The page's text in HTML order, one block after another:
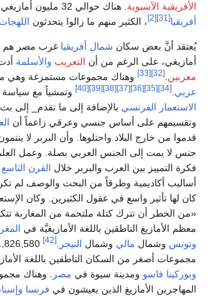
. هناك حوالي 32 مليون أمازيغي في
شمال
منهم ما زالوا يتحدثوناللهجات الأمازيغيَّة.
شمال أفريقياغرب مصر هم من أصل عرقي
من أنالتعريب والأسلمةأدت إلى ظهورأمازيغ
مجموعات مستمزغة وهي من أصل
[40]
وتمشياً مع سياسة الدمج والإلحاق عمد
بالإضافة إلى ما تقدم_ إلى بث التفرقة بين السكان
أساس جنسي وعرقي زاعماً أنالعرب قوم غرباء
واحتلوها. وأن البربر لا ينتمون إليهم، وأنهم من
الجنس العربي بصلة. وعمل العلم الإستعماري على
العرب والبربر خلالالقرن التاسع عشر متوخياً
وطرقاً من البحث والوصف لم تكن معهودة من قبل
في عقول الكثيرين. وكان الإستعماريون الغلاة يرون
كتلة ملتحمة من المغاربة تتكوٌن».
يعيش
باللغة الأمازيغيَّة فيالمغرب والجزائر وليبيا
ماليوشمالالنيجر .
or 1,826,580
وتوجد أيضاً
السكان الناطقين باللغة الأمازيغية فيموريتانيا
سيوة فيمصر. وهناك مجموعات كبيرة من
الذين يعيشون فيفرنسا وإسبانيا وكندا وبلجيكا